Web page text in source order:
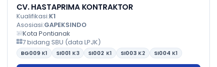
CV. HASTAPRIMA KONTRAKTOR
Kualifikasi:K1
Asosiasi:GAPEKSINDO
Kota Pontianak
7 bidang SBU (data LPJK)
BG009 K1 SI001 K3 SI002 K1 SI003 K2 SI004 K1